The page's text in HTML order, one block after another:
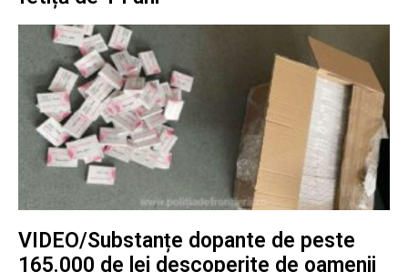
VIDEO/Substanțe dopante de peste
165.000 de lei descoperite de oamenii